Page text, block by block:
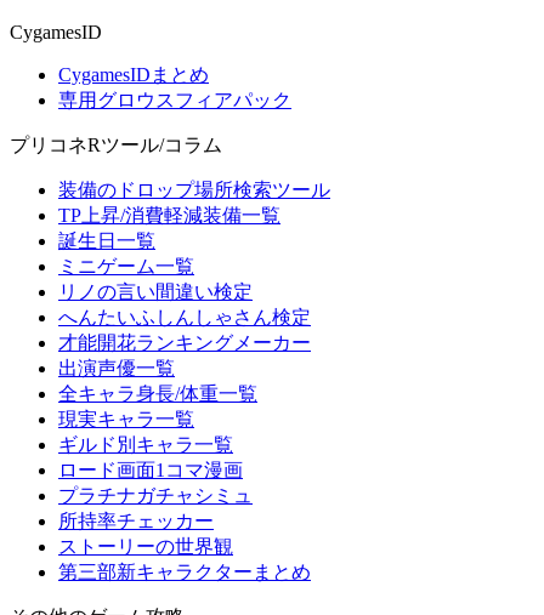
CygamesID
CygamesIDまとめ
専用グロウスフィアパック
プリコネRツール/コラム
装備のドロップ場所検索ツール
TP上昇/消費軽減装備一覧
誕生日一覧
ミニゲーム一覧
リノの言い間違い検定
へんたいふしんしゃさん検定
才能開花ランキングメーカー
出演声優一覧
全キャラ身長/体重一覧
現実キャラ一覧
ギルド別キャラ一覧
ロード画面1コマ漫画
プラチナガチャシミュ
所持率チェッカー
ストーリーの世界観
第三部新キャラクターまとめ